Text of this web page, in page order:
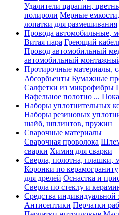
Удалители царапин,
полироли Мерные
лопатки для размешивания
Провода автомобильные,
Витая пара Греющий
Провод автомобильный
автомобильный
Протирочные материалы,
Абсорбьенты Бумажные
Салфетки из микрофибры
Вафельное полотно ...
Наборы уплотнительных
Наборы резиновых
шайб, шплинтов, пружин
Сварочные материалы
Сварочная проволока
сварки Химия для сварки
Сверла, полотна, плашки,
Коронки по керамограниту
для дрелей Оснастка и
Сверла по стеклу и
Средства
Антисептики Перчатки